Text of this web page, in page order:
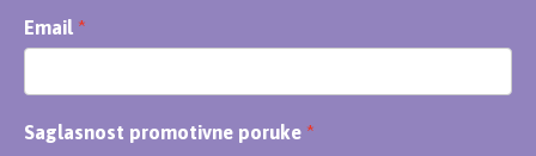
Email
Saglasnost promotivne poruke